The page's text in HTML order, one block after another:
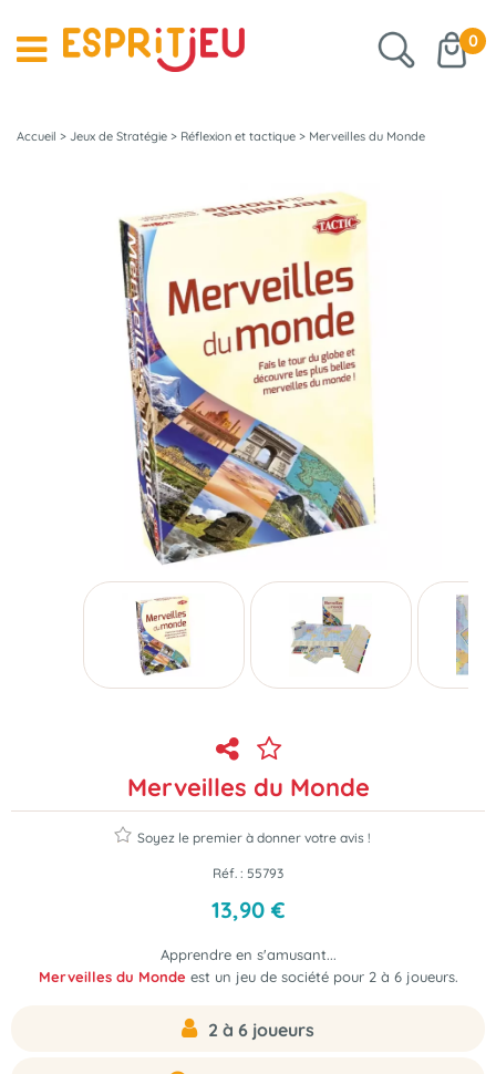
0
Accueil > Jeux de Stratégie > Réflexion et tactique > Merveilles du Monde
Merveilles du Monde
Soyez le premier à donner votre avis !
Réf. : 55793
13,90 €
Apprendre en s'amusant...
Merveilles du Monde est un jeu de société pour 2 à 6 joueurs.
2 à 6 joueurs